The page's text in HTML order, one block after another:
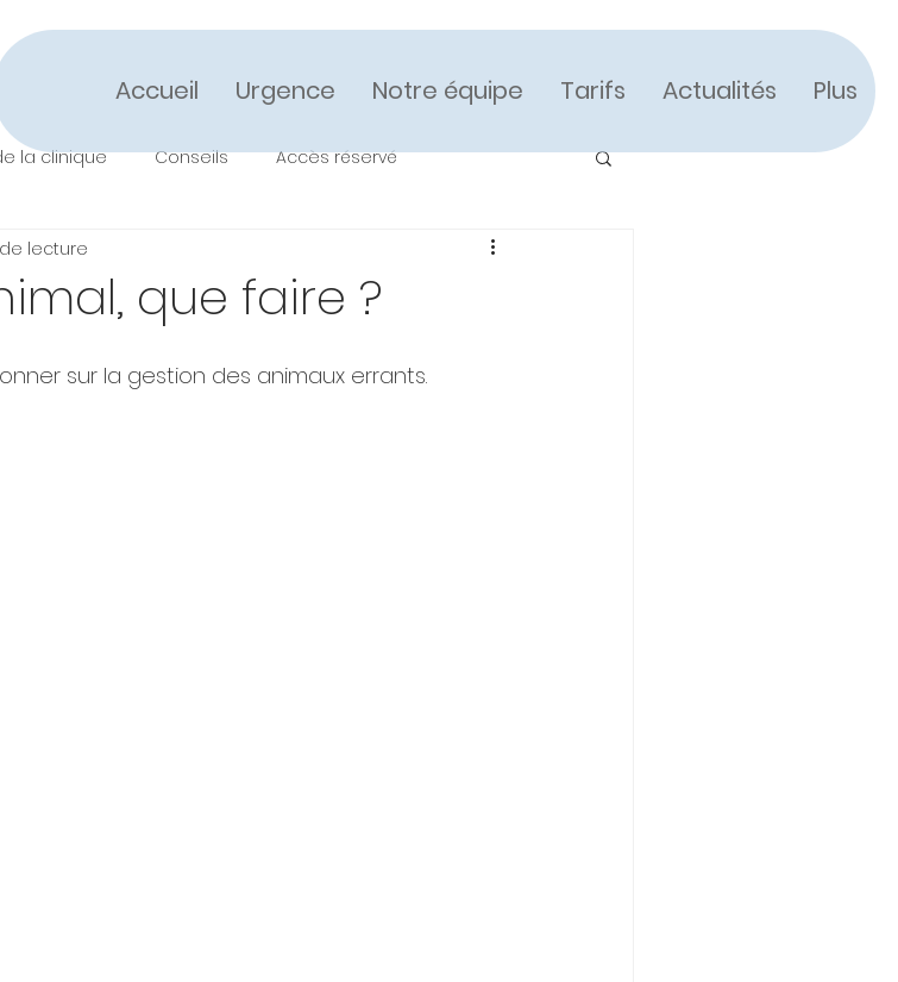
Accueil Urgence Notre équipe Tarifs Actualités Plus
la clinique Conseils Accès réservé
que faire ?
lecture
sur la gestion des animaux errants.